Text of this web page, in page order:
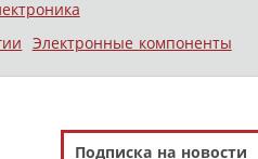
Электронные компоненты
Подписка на новости